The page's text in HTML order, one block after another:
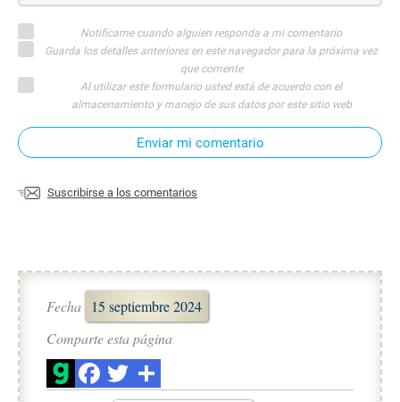
Notifícame cuando alguien responda a mi comentario
Guarda los detalles anteriores en este navegador para la próxima vez
que comente
Al utilizar este formulario usted está de acuerdo con el
almacenamiento y manejo de sus datos por este sitio web
Enviar mi comentario
Suscribirse a los comentarios
Fecha
15 septiembre 2024
Comparte esta página